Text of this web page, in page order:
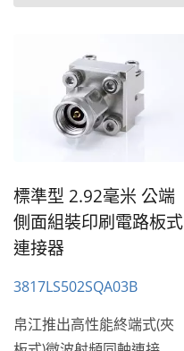
標準型 2.92毫米 公端
側面組裝印刷電路板式
連接器
3817LS502SQA03B
帛江推出高性能終端式(夾